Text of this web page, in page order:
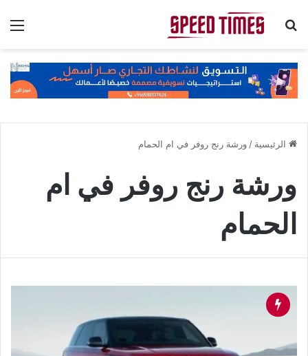
بحث عن
الرئيسية / ورشة رنج روفر في ام الحمام
ورشة رنج روفر في ام
الحمام